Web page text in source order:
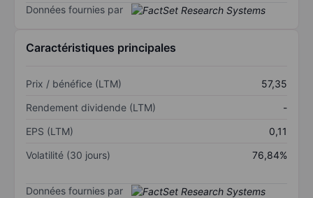
Données fournies par
Caractéristiques principales
Prix / bénéfice (LTM)
57,35
Rendement dividende (LTM)
-
EPS (LTM)
0,11
Volatilité (30 jours)
76,84%
Données fournies par